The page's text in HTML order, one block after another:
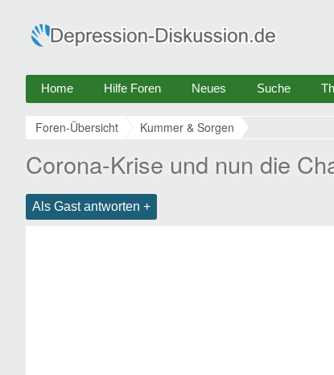
Home Hilfe Foren Neues Suche
Foren-Übersicht Kummer & Sorgen
Corona-Krise und nun die
Als Gast antworten +